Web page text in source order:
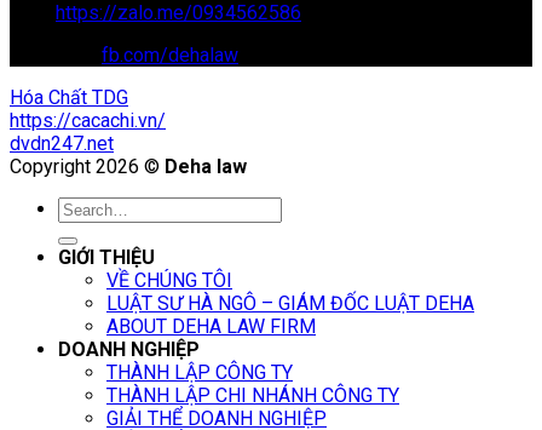
https://zalo.me/0934562586
fb.com/dehalaw
Hóa Chất TDG
https://cacachi.vn/
dvdn247.net
Copyright 2026 © Deha law
GIỚI THIỆU
VỀ CHÚNG TÔI
LUẬT SƯ HÀ NGÔ – GIÁM ĐỐC LUẬT DEHA
ABOUT DEHA LAW FIRM
DOANH NGHIỆP
THÀNH LẬP CÔNG TY
THÀNH LẬP CHI NHÁNH CÔNG TY
GIẢI THỂ DOANH NGHIỆP